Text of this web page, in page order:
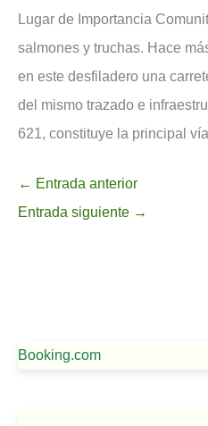
Lugar de Importancia
salmones y truchas. Hace
en este desfiladero una
del mismo trazado e
621, constituye la principal
← Entrada anterior
Entrada siguiente →
Booking.com